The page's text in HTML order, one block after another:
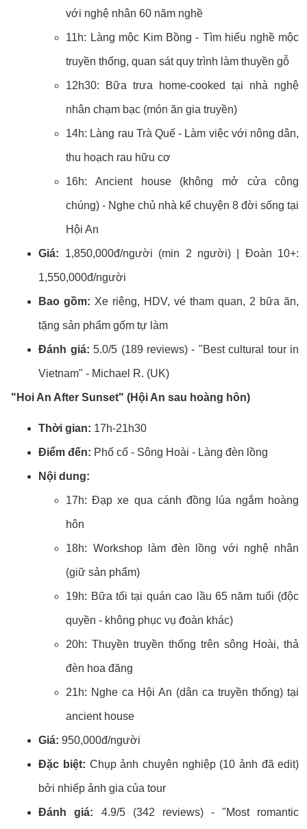
với nghệ nhân 60 năm nghề
11h: Làng mộc Kim Bồng - Tìm hiểu nghề mộc
truyền thống, quan sát quy trình làm thuyền gỗ
12h30: Bữa trưa home-cooked tại nhà nghệ
nhân chạm bạc (món ăn gia truyền)
14h: Làng rau Trà Quế - Làm việc với nông dân,
thu hoạch rau hữu cơ
16h: Ancient house (không mở cửa công
chúng) - Nghe chủ nhà kể chuyện 8 đời sống tại
Hội An
Giá: 1,850,000đ/người (min 2 người) | Đoàn 10+:
1,550,000đ/người
Bao gồm: Xe riêng, HDV, vé tham quan, 2 bữa ăn,
tặng sản phẩm gốm tự làm
Đánh giá: 5.0/5 (189 reviews) - "Best cultural tour in
Vietnam" - Michael R. (UK)
"Hoi An After Sunset" (Hội An sau hoàng hôn)
Thời gian: 17h-21h30
Điểm đến: Phố cổ - Sông Hoài - Làng đèn lồng
Nội dung:
17h: Đạp xe qua cánh đồng lúa ngắm hoàng
hôn
18h: Workshop làm đèn lồng với nghệ nhân
(giữ sản phẩm)
19h: Bữa tối tại quán cao lầu 65 năm tuổi (độc
quyền - không phục vụ đoàn khác)
20h: Thuyền truyền thống trên sông Hoài, thả
đèn hoa đăng
21h: Nghe ca Hội An (dân ca truyền thống) tại
ancient house
Giá: 950,000đ/người
Đặc biệt: Chụp ảnh chuyên nghiệp (10 ảnh đã edit)
bởi nhiếp ảnh gia của tour
Đánh giá: 4.9/5 (342 reviews) - "Most romantic